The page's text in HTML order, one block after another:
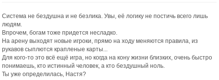
Система не бездушна и не безлика. Увы, её логику не постичь всего лишь
людям.
Впрочем, богам тоже придется несладко.
На арену выходят новые игроки, прямо на ходу меняются правила, из
рукавов сыплются крапленые карты...
Для кого-то это всё ещё игра, но когда на кону жизни близких, очень быстро
понимаешь, кто истинный человек, а кто бездушный ноль.
Ты уже определилась, Настя?